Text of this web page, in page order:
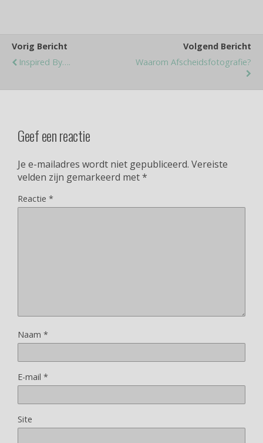
Vorig Bericht
Inspired By….
Volgend Bericht
Waarom Afscheidsfotografie?
Geef een reactie
Je e-mailadres wordt niet gepubliceerd. Vereiste
velden zijn gemarkeerd met*
Reactie *
Naam *
E-mail *
Site